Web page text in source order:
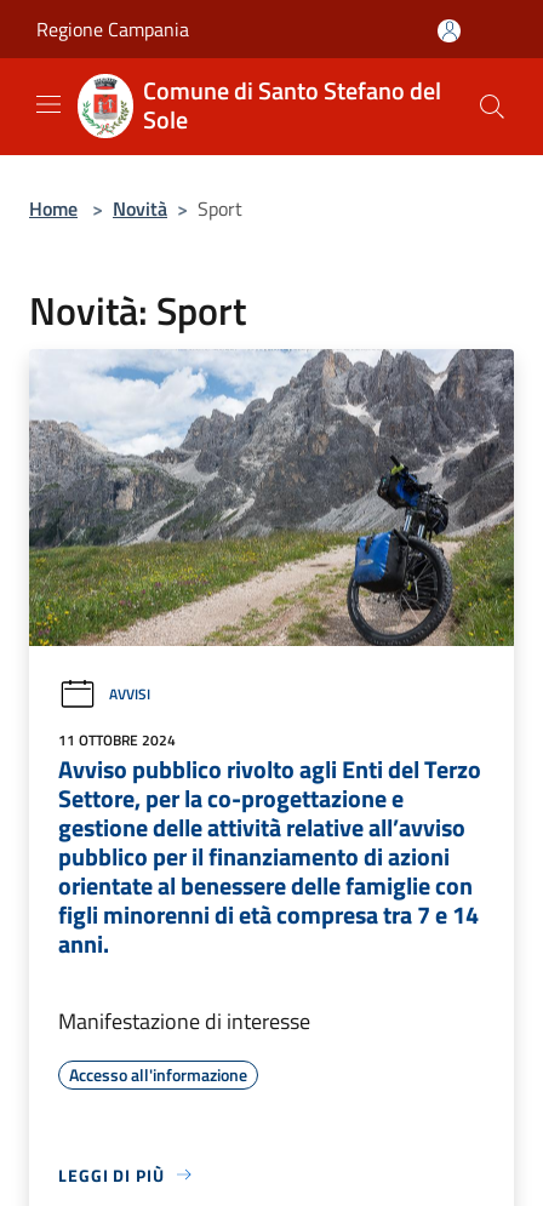
Regione Campania
Comune di Santo Stefano del
Sole
Home > Novità > Sport
Novità: Sport
AVVISI
11 OTTOBRE 2024
Avviso pubblico rivolto agli Enti del Terzo
Settore, per la co-progettazione e
gestione delle attività relative all’avviso
pubblico per il finanziamento di azioni
orientate al benessere delle famiglie con
figli minorenni di età compresa tra 7 e 14
anni.
Manifestazione di interesse
Accesso all'informazione
LEGGI DI PIÙ